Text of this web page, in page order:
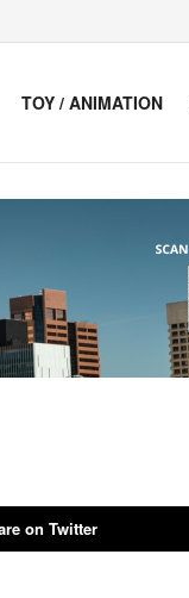
TOY / ANIMATION
on Twitter